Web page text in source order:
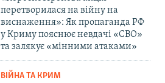
перетворилася на війну на
виснаження»: Як пропаганда РФ
у Криму пояснює невдачі «СВО»
та залякує «мінними атаками»
ВІЙНА ТА КРИМ